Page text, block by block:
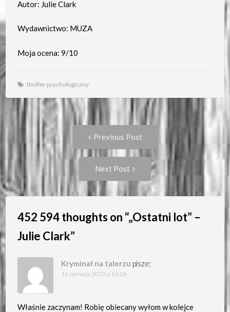
Autor: Julie Clark
Wydawnictwo: MUZA
Moja ocena: 9/10
thriller psychologiczny
Post
navigation
Previous Post
post:
Next Post
Next
Post:
452 594 thoughts on “„Ostatni lot” –
Julie Clark”
Kryminał na talerzu pisze:
14 czerwca 2020 o 16:24
Właśnie zaczynam! Robię obiecany wyłom w kolejce